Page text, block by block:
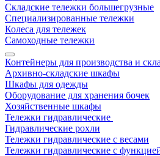
Складские тележки большегрузные
Специализированные тележки
Колеса для тележек
Самоходные тележки
Контейнеры для производства и
Архивно-складские шкафы
Шкафы для одежды
Оборудование для хранения бочек
Хозяйственные шкафы
Тележки гидравлические
Гидравлические рохли
Тележки гидравлические с весами
Тележки гидравлические с